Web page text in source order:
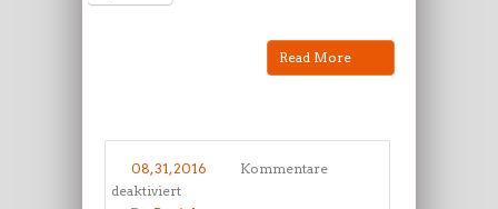
Read More
08, 31, 2016
Kommentare
deaktiviertfür